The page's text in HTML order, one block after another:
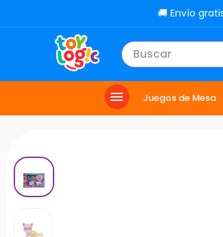
🚚 Envío
Buscar
Juegos de Mesa
TÉRMINOS MÁS BUSCADOS
lol